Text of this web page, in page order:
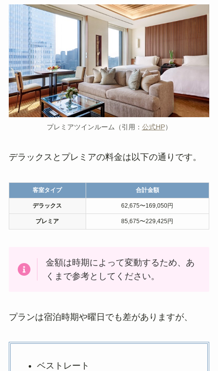
プレミアツインルーム（引用： 公式HP）
デラックスとプレミアの料金は以下の通りです。
客室タイプ 合計金額
デラックス 62,675〜169,050円
プレミア 85,675〜229,425円
金額は時期によって変動するため、あ
くまで参考としてください。
プランは宿泊時期や曜日でも差がありますが、
ベストレート